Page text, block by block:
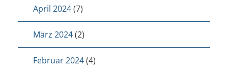
April 2024(7)
März 2024(2)
Februar 2024(4)